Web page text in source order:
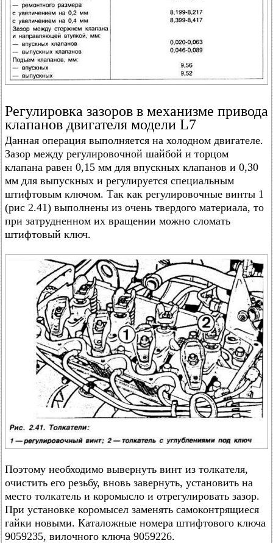
Регулировка зазоров в механизме привода
клапанов двигателя модели L7
Данная операция выполняется на холодном двигателе.
Зазор между регулировочной шайбой и торцом
клапана равен 0,15 мм для впускных клапанов и 0,30
мм для выпускных и регулируется специальным
штифтовым ключом. Так как регулировочные винты 1
(рис 2.41) выполнены из очень твердого материала, то
при затрудненном их вращении можно сломать
штифтовый ключ.
Поэтому необходимо вывернуть винт из толкателя,
очистить его резьбу, вновь завернуть, установить на
место толкатель и коромысло и отрегулировать зазор.
При установке коромысел заменять самоконтрящиеся
гайки новыми. Каталожные номера штифтового ключа
9059235, вилочного ключа 9059226.